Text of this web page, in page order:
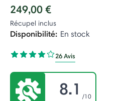
249,00 €
Récupel inclus
Disponibilité: En stock
26 Avis
8.1 /10